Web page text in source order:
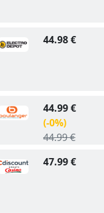
44.98 €
44.99 €
(-0%)
44.99 €
47.99 €